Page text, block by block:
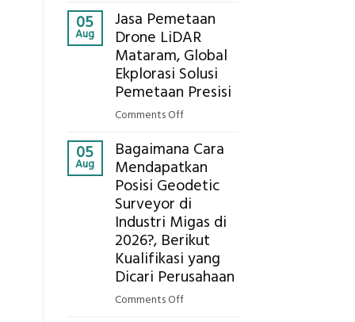
untuk
Hasil
Akurat
Harga
Panel
Bambu
Bio-
PCM
Estimasi
Biaya
Per
m²
untuk
Rumah
Sejuk
Tanpa
AC
05
Aug
Jasa Pemetaan
Drone LiDAR
Mataram, Global
Ekplorasi Solusi
Pemetaan Presisi
Comments Offon
Pemetaan
Drone
LiDAR
Mataram,
Global
Ekplorasi
Solusi
Pemetaan
05
Aug
Bagaimana Cara
Mendapatkan
Posisi Geodetic
Surveyor di
Industri Migas di
2026?, Berikut
Kualifikasi yang
Dicari Perusahaan
Comments Offon